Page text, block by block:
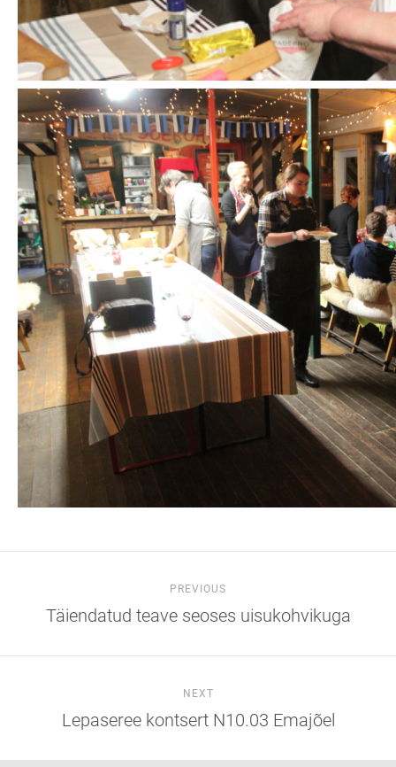
PREVIOUS
Täiendatud teave seoses uisukohvikuga
NEXT
Lepaseree kontsert N10.03 Emajõel